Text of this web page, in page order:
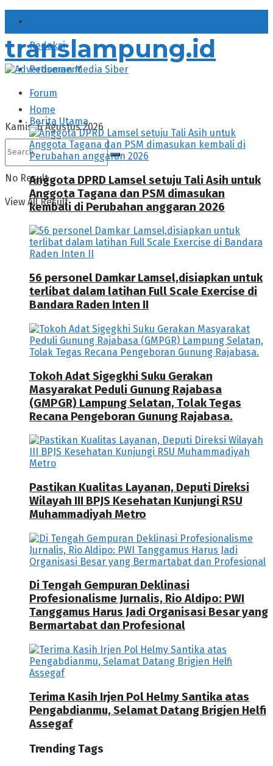
Redaksi
Pedoman Media Siber
Forum
Kamis, 6 Agustus 2026
No Result
View All Result
translampung.id
Home
Berita Utama
Anggota DPRD Lamsel setuju Tali Asih untuk
Anggota Tagana dan PSM dimasukan
kembali di Perubahan anggaran 2026
56 personel Damkar Lamsel,disiapkan untuk
terlibat dalam latihan Full Scale Exercise di
Bandara Raden Inten II
Tokoh Adat Sigegkhi Suku Gerakan
Masyarakat Peduli Gunung Rajabasa
(GMPGR) Lampung Selatan, Tolak Tegas
Recana Pengeboran Gunung Rajabasa.
Pastikan Kualitas Layanan, Deputi Direksi
Wilayah III BPJS Kesehatan Kunjungi RSU
Muhammadiyah Metro
Di Tengah Gempuran Deklinasi
Profesionalisme Jurnalis, Rio Aldipo: PWI
Tanggamus Harus Jadi Organisasi Besar yang
Bermartabat dan Profesional
Terima Kasih Irjen Pol Helmy Santika atas
Pengabdianmu, Selamat Datang Brigjen Helfi
Assegaf
Trending Tags